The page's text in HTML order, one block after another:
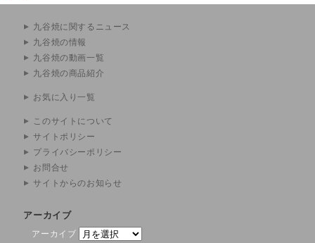
九谷焼に関するニュース
九谷焼の情報
九谷焼の動画一覧
九谷焼の商品紹介
お気に入り一覧
このサイトについて
サイトポリシー
プライバシーポリシー
お問合せ
サイトからのお知らせ
アーカイブ
アーカイブ